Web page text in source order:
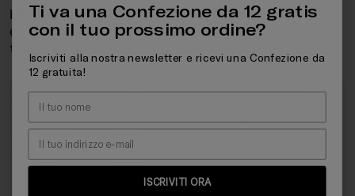
LIMONE
Prezzo regolare
€8,99
12 Bevande · Con vitamine
POMPELMO
Prezzo regolare
€8,99
4.5/5 4.9/5
Ti va una Confezione da 12 gratis
con il tuo prossimo ordine?
Iscriviti alla nostra newsletter e ricevi una Confezione da
12 gratuita!
ISCRIVITI ORA